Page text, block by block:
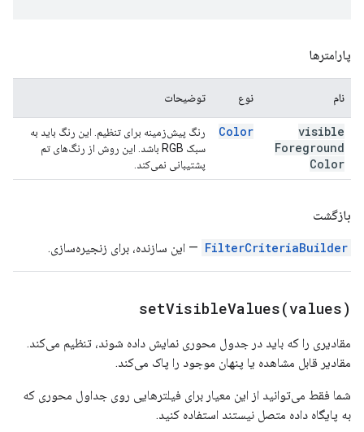
پارامترها
نام نوع توضیحات
visible
Foreground
Color
Color
رنگ پیش‌زمینه برای تنظیم. این رنگ باید به
سبک RGB باشد. این روش از رنگ‌های تم
پشتیبانی نمی‌کند.
بازگشت
FilterCriteriaBuilder — این سازنده، برای زنجیره‌سازی.
setVisibleValues(values)
مقادیری را که باید در جدول محوری نمایش داده شوند، تنظیم می‌کند.
مقادیر قابل مشاهده یا پنهان موجود را پاک می‌کند.
شما فقط می‌توانید از این معیار برای فیلترهایی روی جداول محوری که
به پایگاه داده متصل نیستند استفاده کنید.